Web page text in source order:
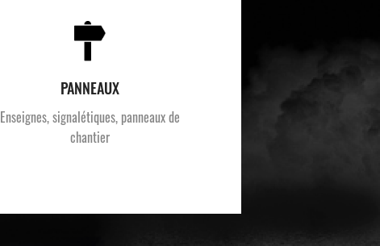
PANNEAUX
Enseignes, signalétiques, panneaux de
chantier